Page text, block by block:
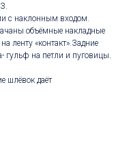
с наклонным входом.
объёмные накладные
ленту «контакт».Задние
гульф на петли и пуговицы.
шлёвок даёт